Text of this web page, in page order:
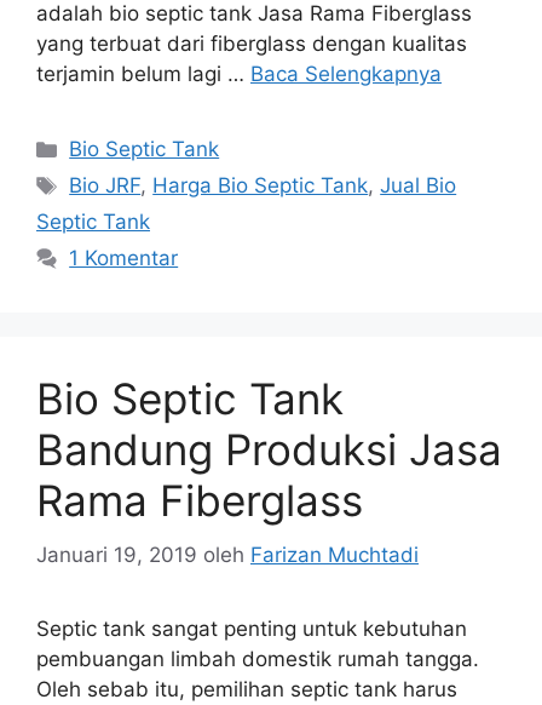
adalah bio septic tank Jasa Rama Fiberglass
yang terbuat dari fiberglass dengan kualitas
terjamin belum lagi … Baca Selengkapnya
Kategori
Bio Septic Tank
Tag
Bio JRF, Harga Bio Septic Tank,Jual Bio
Septic Tank
1 Komentar
Bio Septic Tank
Bandung Produksi Jasa
Rama Fiberglass
Januari 19, 2019 oleh Farizan Muchtadi
Septic tank sangat penting untuk kebutuhan
pembuangan limbah domestik rumah tangga.
Oleh sebab itu, pemilihan septic tank harus